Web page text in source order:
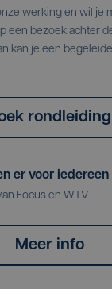
werking en wil je
een bezoek achter
kan je een
rondleiding
er voor iedereen
Focus en WTV
Meer info